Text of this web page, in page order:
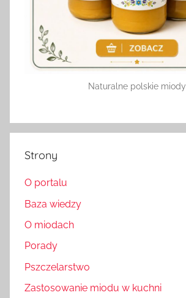
Naturalne polskie miody
Strony
O portalu
Baza wiedzy
O miodach
Porady
Pszczelarstwo
Zastosowanie miodu w kuchni